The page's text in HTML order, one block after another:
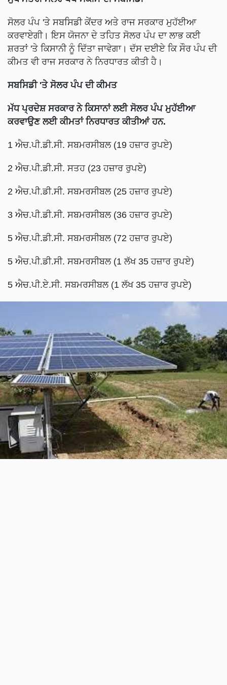
ਸੋਲਰ ਪੰਪ 'ਤੇ ਸਬਸਿਡੀ ਕੇਂਦਰ ਅਤੇ ਰਾਜ ਸਰਕਾਰ ਮੁਹੱਈਆ
ਕਰਵਾਏਗੀ। ਇਸ ਯੋਜਨਾ ਦੇ ਤਹਿਤ ਸੋਲਰ ਪੰਪ ਦਾ ਲਾਭ ਕਈ
ਸ਼ਰਤਾਂ 'ਤੇ ਕਿਸਾਨੀ ਨੂੰ ਦਿੱਤਾ ਜਾਵੇਗਾ। ਦੱਸ ਦਈਏ ਕਿ ਸੌਰ ਪੰਪ ਦੀ
ਕੀਮਤ ਵੀ ਰਾਜ ਸਰਕਾਰ ਨੇ ਨਿਰਧਾਰਤ ਕੀਤੀ ਹੈ।
ਸਬਸਿਡੀ 'ਤੇ ਸੋਲਰ ਪੰਪ ਦੀ ਕੀਮਤ
ਮੱਧ ਪ੍ਰਦੇਸ਼ ਸਰਕਾਰ ਨੇ ਕਿਸਾਨਾਂ ਲਈ ਸੋਲਰ ਪੰਪ ਮੁਹੱਈਆ
ਕਰਵਾਉਣ ਲਈ ਕੀਮਤਾਂ ਨਿਰਧਾਰਤ ਕੀਤੀਆਂ ਹਨ.
1 ਐਚ.ਪੀ.ਡੀ.ਸੀ. ਸਬਮਰਸੀਬਲ (19 ਹਜ਼ਾਰ ਰੁਪਏ)
2 ਐਚ.ਪੀ.ਡੀ.ਸੀ. ਸਤਹ (23 ਹਜ਼ਾਰ ਰੁਪਏ)
2 ਐਚ.ਪੀ.ਡੀ.ਸੀ. ਸਬਮਰਸੀਬਲ (25 ਹਜ਼ਾਰ ਰੁਪਏ)
3 ਐਚ.ਪੀ.ਡੀ.ਸੀ. ਸਬਮਰਸੀਬਲ (36 ਹਜ਼ਾਰ ਰੁਪਏ)
5 ਐਚ.ਪੀ.ਡੀ.ਸੀ. ਸਬਮਰਸੀਬਲ (72 ਹਜ਼ਾਰ ਰੁਪਏ)
5 ਐਚ.ਪੀ.ਡੀ.ਸੀ. ਸਬਮਰਸੀਬਲ (1 ਲੱਖ 35 ਹਜ਼ਾਰ ਰੁਪਏ)
5 ਐਚ.ਪੀ.ਏ.ਸੀ. ਸਬਮਰਸੀਬਲ (1 ਲੱਖ 35 ਹਜ਼ਾਰ ਰੁਪਏ)